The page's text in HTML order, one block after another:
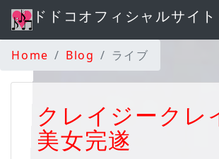
ドドコオフィシャルサイト
Home Blog ライブ
クレイジークレ
美女完遂